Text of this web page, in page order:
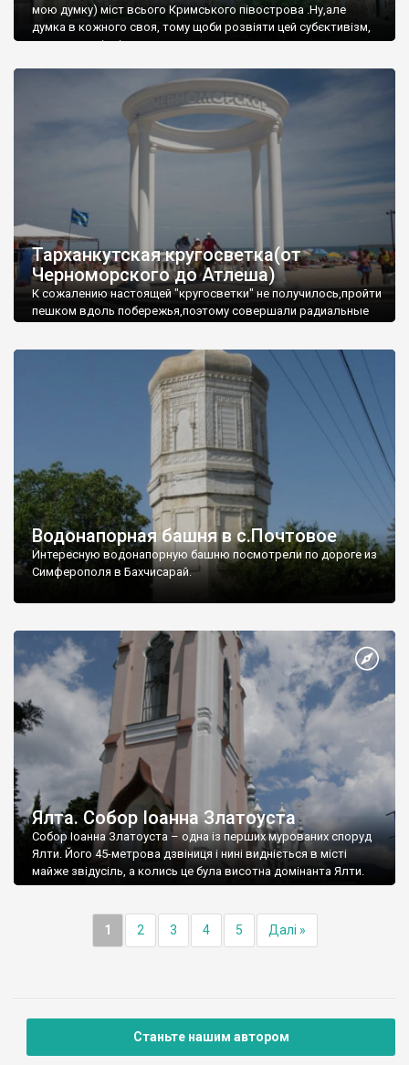
мою думку) міст всього Кримського півострова .Ну,але
думка в кожного своя, тому щоби розвіяти цей субєктивізм,
запрошую відвідати це
Тарханкутская кругосветка(от
Черноморского до Атлеша)
К сожалению настоящей "кругосветки" не получилось,пройти
пешком вдоль побережья,поэтому совершали радиальные
Водонапорная башня в с.Почтовое
Интересную водонапорную башню посмотрели по дороге из
Симферополя в Бахчисарай.
Ялта. Собор Іоанна Златоуста
Собор Іоанна Златоуста – одна із перших мурованих споруд
Ялти. Його 45-метрова дзвіниця і нині видніється в місті
майже звідусіль, а колись це була висотна домінанта Ялти.
1 2 3 4 5 Далі »
Станьте нашим автором